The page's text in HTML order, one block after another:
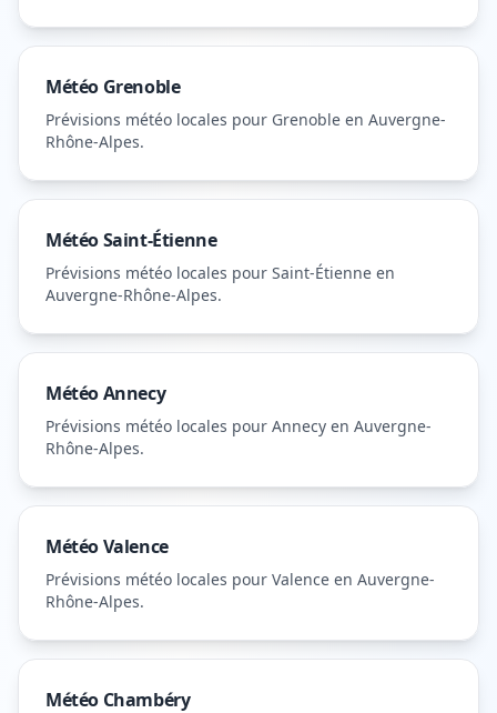
Météo Grenoble
Prévisions météo locales pour Grenoble en Auvergne-
Rhône-Alpes.
MétéoSaint-Étienne
Prévisions météo locales pour Saint-Étienne en
Auvergne-Rhône-Alpes.
MétéoAnnecy
Prévisions météo locales pour Annecy en Auvergne-
Rhône-Alpes.
MétéoValence
Prévisions météo locales pour Valence en Auvergne-
Rhône-Alpes.
Météo Chambéry